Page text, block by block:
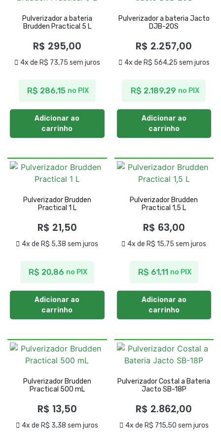
Pulverizador a bateria
Brudden Practical 5 L
R$ 295,00
4x de R$ 73,75 sem juros
R$ 286,15 no PIX
Adicionar ao
carrinho
Pulverizador a bateria Jacto
DJB-20S
R$ 2.257,00
4x de R$ 564,25 sem juros
R$ 2.189,29 no PIX
Adicionar ao
carrinho
Pulverizador Brudden
Practical 1 L
R$ 21,50
4x de R$ 5,38 sem juros
R$ 20,86 no PIX
Adicionar ao
carrinho
Pulverizador Brudden
Practical 1,5 L
R$ 63,00
4x de R$ 15,75 sem juros
R$ 61,11 no PIX
Adicionar ao
carrinho
Pulverizador Brudden
Practical 500 mL
R$ 13,50
4x de R$ 3,38 sem juros
Pulverizador Costal a Bateria
Jacto SB-18P
R$ 2.862,00
4x de R$ 715,50 sem juros